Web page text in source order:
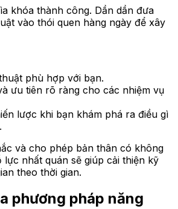
khóa thành công. Dần dần đưa
vào thói quen hàng ngày để xây
phù hợp với bạn.
ưu tiên rõ ràng cho các nhiệm vụ
lược khi bạn khám phá ra điều gì
và cho phép bản thân có không
lực nhất quán sẽ giúp cải thiện kỹ
theo thời gian.
phương pháp năng